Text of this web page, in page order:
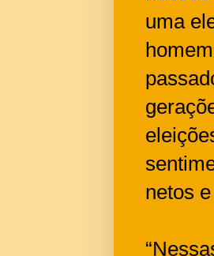
uma
netos